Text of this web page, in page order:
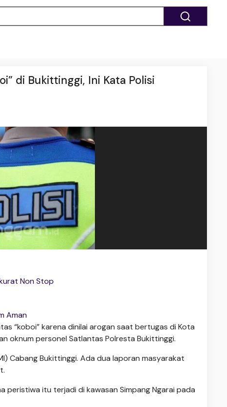
di Bukittinggi, Ini Kata Polisi
Non Stop
Aman
“koboi” karena dinilai arogan saat bertugas di Kota
oknum personel Satlantas Polresta Bukittinggi.
Cabang Bukittinggi. Ada dua laporan masyarakat
peristiwa itu terjadi di kawasan Simpang Ngarai pada